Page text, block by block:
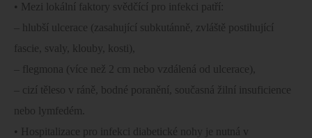
• Mezi lokální faktory svědčící pro infekci patří:
– hlubší ulcerace (zasahující subkutánně, zvláště postihující
fascie, svaly, klouby, kosti),
– flegmona (více než 2 cm nebo vzdálená od ulcerace),
– cizí těleso v ráně, bodné poranění, současná žilní insuficience
nebo lymfedém.
• Hospitalizace pro infekci diabetické nohy je nutná v